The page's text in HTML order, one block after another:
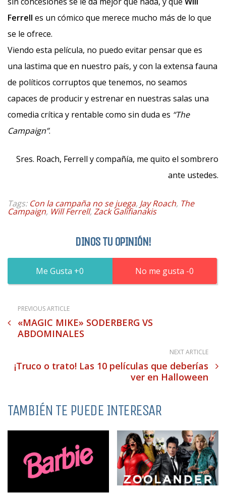
Ferrell es un cómico que merece mucho más de lo que
se le ofrece.
Viendo esta película, no puedo evitar pensar que es
una lastima que en nuestro país, y con la extensa fauna
de políticos corruptos que tenemos, no seamos
capaces de producir y estrenar en nuestras salas una
comedia crítica y rentable como sin duda es “The
Campaign”.
Sres. Roach, Ferrell y compañía, me quito el sombrero
ante ustedes.
Tags: Con la campaña no se juega, Jay Roach, The
Campaign, Will Ferrell, Zack Galifianakis
DINOS TU OPINIÓN!
0 0
PREVIOUS ARTICLE
«MAGIC MIKE» SODERBERG VS
ABDOMINALES
NEXT ARTICLE
¡Truco o trato! Las 10 películas que deberías
ver en Halloween
TAMBIÉN TE PUEDE INTERESAR